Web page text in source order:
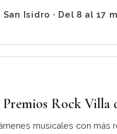
Isidro · Del 8 al 17
Premios Rock Villa
musicales con más